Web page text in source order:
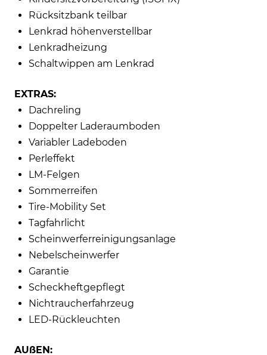
Rücksitzbank teilbar
Lenkrad höhenverstellbar
Lenkradheizung
Schaltwippen am Lenkrad
EXTRAS:
Dachreling
Doppelter Laderaumboden
Variabler Ladeboden
Perleffekt
LM-Felgen
Sommerreifen
Tire-Mobility Set
Tagfahrlicht
Scheinwerferreinigungsanlage
Nebelscheinwerfer
Garantie
Scheckheftgepflegt
Nichtraucherfahrzeug
LED-Rückleuchten
AUßEN: